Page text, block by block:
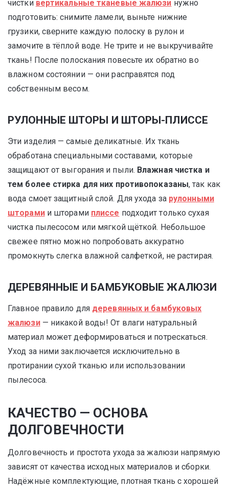
чистки вертикальные тканевые жалюзи нужно
подготовить: снимите ламели, выньте нижние
грузики, сверните каждую полоску в рулон и
замочите в тёплой воде. Не трите и не выкручивайте
ткань! После полоскания повесьте их обратно во
влажном состоянии — они расправятся под
собственным весом.
РУЛОННЫЕ ШТОРЫ И ШТОРЫ-ПЛИССЕ
Эти изделия — самые деликатные. Их ткань
обработана специальными составами, которые
защищают от выгорания и пыли. Влажная чистка и
тем более стирка для них противопоказаны, так как
вода смоет защитный слой. Для ухода за рулонными
шторамии шторами плиссе подходит только сухая
чистка пылесосом или мягкой щёткой. Небольшое
свежее пятно можно попробовать аккуратно
промокнуть слегка влажной салфеткой, не растирая.
ДЕРЕВЯННЫЕ И БАМБУКОВЫЕ ЖАЛЮЗИ
Главное правило для деревянных и бамбуковых
жалюзи— никакой воды! От влаги натуральный
материал может деформироваться и потрескаться.
Уход за ними заключается исключительно в
протирании сухой тканью или использовании
пылесоса.
КАЧЕСТВО — ОСНОВА
ДОЛГОВЕЧНОСТИ
Долговечность и простота ухода за жалюзи напрямую
зависят от качества исходных материалов и сборки.
Надёжные комплектующие, плотная ткань с хорошей